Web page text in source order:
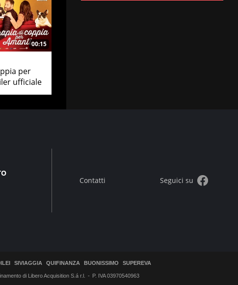
00:15
per
ufficiale
Contatti Seguici su
SIVIAGGIA QUIFINANZA BUONISSIMO SUPEREVA
di Libero Acquisition S.á r.l. P. IVA 03970540963